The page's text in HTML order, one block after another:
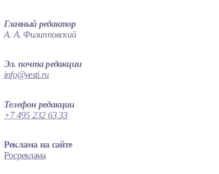
Главный редактор
А. А. Филипповский
Эл. почта редакции
info@vesti.ru
Телефон редакции
+7 495 232 63 33
Реклама на сайте
Росреклама